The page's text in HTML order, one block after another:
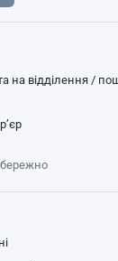
на відділення /